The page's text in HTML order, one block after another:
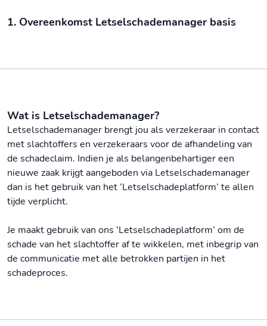
1. Overeenkomst Letselschademanager basis
Wat is Letselschademanager?
Letselschademanager brengt jou als verzekeraar in contact
met slachtoffers en verzekeraars voor de afhandeling van
de schadeclaim. Indien je als belangenbehartiger een
nieuwe zaak krijgt aangeboden via Letselschademanager
dan is het gebruik van het ‘Letselschadeplatform’ te allen
tijde verplicht.
Je maakt gebruik van ons ‘Letselschadeplatform’ om de
schade van het slachtoffer af te wikkelen, met inbegrip van
de communicatie met alle betrokken partijen in het
schadeproces.